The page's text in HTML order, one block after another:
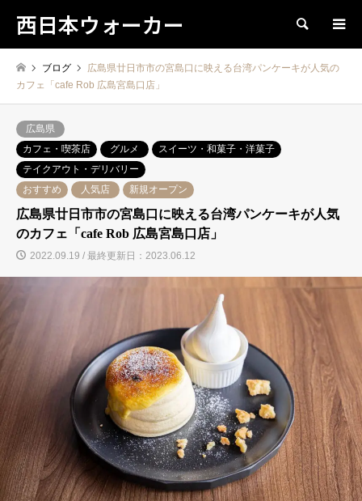
西日本ウォーカー 検索
ブログ
広島県廿日市市の宮島口に映える台湾パンケーキが人気の
カフェ「cafe Rob 広島宮島口店」
広島県
カフェ・喫茶店
グルメ
スイーツ・和菓子・洋菓子
テイクアウト・デリバリー
おすすめ
人気店 新規オープン
広島県廿日市市の宮島口に映える台湾パンケーキが人気
のカフェ「cafe Rob 広島宮島口店」
2022.09.19 / 最終更新日：2023.06.12